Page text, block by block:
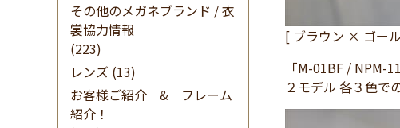
その他のメガネブランド / 衣
裳協力情報
(223)
レンズ (13)
お客様ご紹介 & フレーム
紹介！
[ ブラウン × ゴー
「M-01BF / NPM-
２モデル 各３色で